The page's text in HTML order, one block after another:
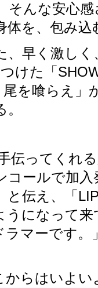
そんな安心
体を、包み込
、早く激しく
けた「
尾を喰らえ」
伝ってくれ
コールで加
伝え、「
うになって
ラマーです。
からはいよい